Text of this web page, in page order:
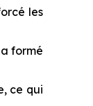
les
formé
ce qui